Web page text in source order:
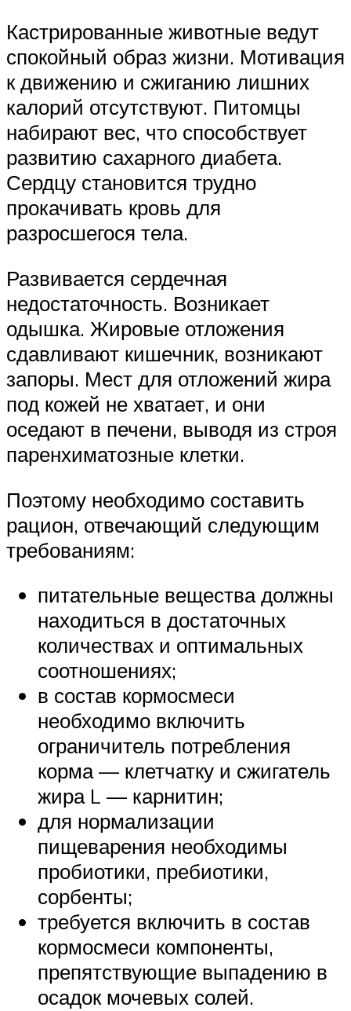
Кастрированные животные ведут
спокойный образ жизни. Мотивация
к движению и сжиганию лишних
калорий отсутствуют. Питомцы
набирают вес, что способствует
развитию сахарного диабета.
Сердцу становится трудно
прокачивать кровь для
разросшегося тела.
Развивается сердечная
недостаточность. Возникает
одышка. Жировые отложения
сдавливают кишечник, возникают
запоры. Мест для отложений жира
под кожей не хватает, и они
оседают в печени, выводя из строя
паренхиматозные клетки.
Поэтому необходимо составить
рацион, отвечающий следующим
требованиям:
питательные вещества должны
находиться в достаточных
количествах и оптимальных
соотношениях;
в состав кормосмеси
необходимо включить
ограничитель потребления
корма — клетчатку и сжигатель
жира L — карнитин;
для нормализации
пищеварения необходимы
пробиотики, пребиотики,
сорбенты;
требуется включить в состав
кормосмеси компоненты,
препятствующие выпадению в
осадок мочевых солей.